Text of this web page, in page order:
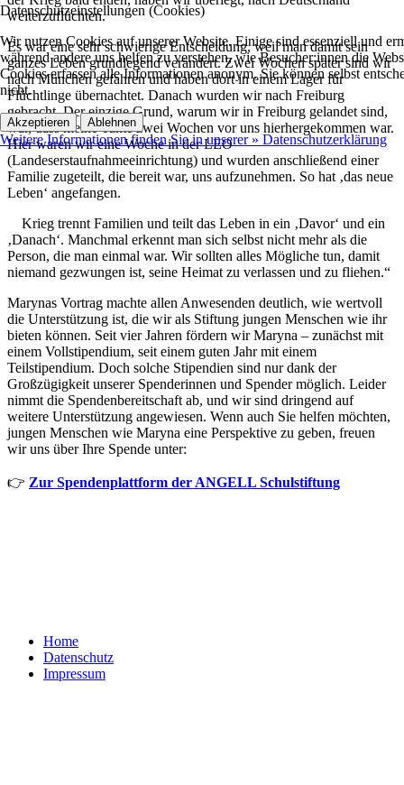
weiterzuflüchten.
Es war eine sehr schwierige Entscheidung, weil man damit sein
ganzes Leben grundlegend verändert. Zwei Wochen später sind wir
nach München gefahren und haben dort in einem Lager für
Flüchtlinge übernachtet. Danach wurden wir nach Freiburg
gebracht. Der einzige Grund, warum wir in Freiburg gelandet sind,
war, dass meine Tante zwei Wochen vor uns hierhergekommen war.
Hier waren wir eine Woche in der LEO
(Landeserstaufnahmeeinrichtung) und wurden anschließend einer
Familie zugeteilt, die bereit war, uns aufzunehmen. So hat ‚das neue
Leben‘ angefangen.
Krieg trennt Familien und teilt das Leben in ein ‚Davor‘ und ein
‚Danach‘. Manchmal erkennt man sich selbst nicht mehr als die
Person, die man einmal war. Wir sollten alles Mögliche tun, damit
niemand gezwungen ist, seine Heimat zu verlassen und zu fliehen.“
Marynas Vortrag machte allen Anwesenden deutlich, wie wertvoll
die Unterstützung ist, die wir als Stiftung jungen Menschen wie ihr
bieten können. Seit vier Jahren fördern wir Maryna – zunächst mit
einem Vollstipendium, seit einem guten Jahr mit einem
Teilstipendium. Doch solche Stipendien sind nur dank der
Großzügigkeit unserer Spenderinnen und Spender möglich. Leider
nimmt die Spendenbereitschaft ab, und wir sind dringend auf
weitere Unterstützung angewiesen. Wenn auch Sie helfen möchten,
jungen Menschen wie Maryna eine Perspektive zu geben, freuen
wir uns über Ihre Spende unter:
👉 Zur Spendenplattform der ANGELL Schulstiftung
Home
Datenschutz
Impressum
Datenschutzeinstellungen (Cookies)
Wir nutzen Cookies auf unserer Website. Einige sind essenziell und
während andere uns helfen zu verstehen, wie Besucher:innen die
Cookies erfassen alle Informationen anonym. Sie können selbst
nicht.
Akzeptieren Ablehnen
Weitere Informationen finden Sie in unserer » Datenschutzerklärung